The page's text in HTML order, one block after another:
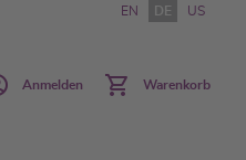
EN DE US
Anmelden Warenkorb